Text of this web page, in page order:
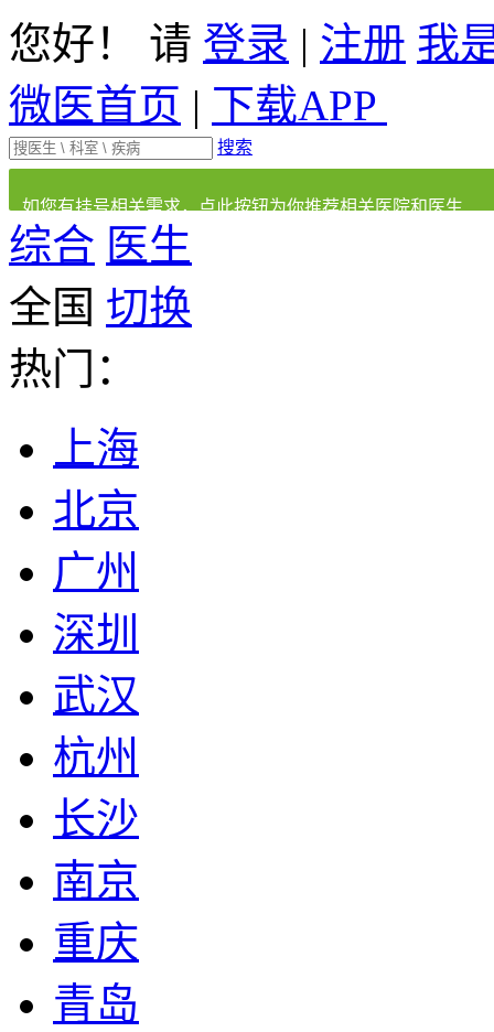
您好！ 请 登录 | 注册 我
微医首页 | 下载APP
搜索
如您有挂号相关需求，点此按钮为你推荐相关医院和医生
综合 医生
全国 切换
热门：
上海
北京
广州
深圳
武汉
杭州
长沙
南京
重庆
青岛